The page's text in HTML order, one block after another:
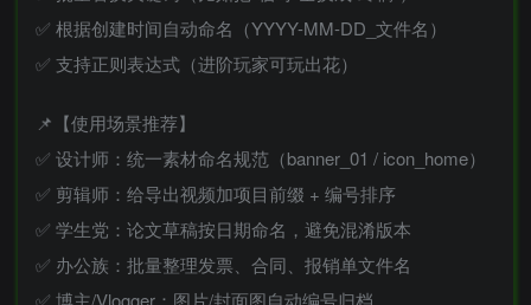
✅ 根据创建时间自动命名（YYYY-MM-DD_文件名）
✅ 支持正则表达式（进阶玩家可玩出花）
📌【使用场景推荐】
✅ 设计师：统一素材命名规范（banner_01 / icon_home）
✅ 剪辑师：给导出视频加项目前缀 + 编号排序
✅ 学生党：论文草稿按日期命名，避免混淆版本
✅ 办公族：批量整理发票、合同、报销单文件名
✅ 博主/Vlogger：图片/封面图自动编号归档